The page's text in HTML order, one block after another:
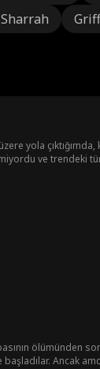
yola
ve
ölümünden
Ancak